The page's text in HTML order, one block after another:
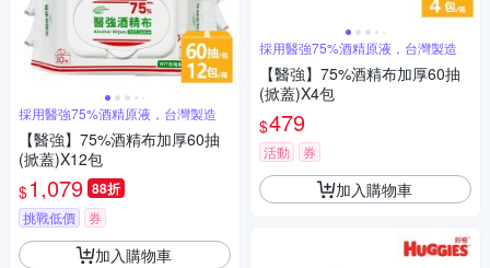
採用醫強75%酒精原液，台灣製造
【醫強】75%酒精布加厚60抽
(掀蓋)X12包
$1,079 88折
挑戰低價 券
加入購物車
採用醫強75%酒精原液，台灣製造
【醫強】75%酒精布加厚60抽
(掀蓋)X4包
$479
活動 券
加入購物車